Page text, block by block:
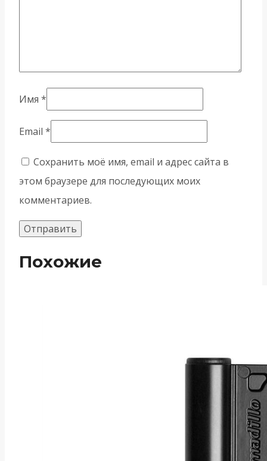
Имя *
Email *
Сохранить моё имя, email и адрес сайта в
этом браузере для последующих моих
комментариев.
Похожие